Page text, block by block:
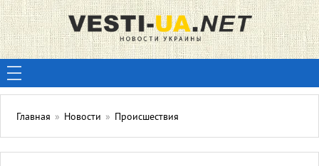
Главная » Новости » Происшествия